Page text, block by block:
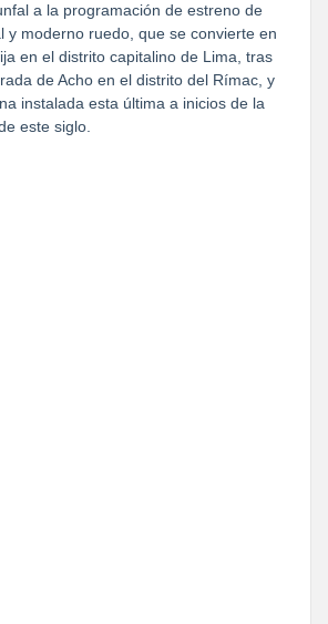
a la programación de estreno de
y moderno ruedo, que se convierte en
en el distrito capitalino de Lima, tras
de Acho en el distrito del Rímac, y
instalada esta última a inicios de la
este siglo.